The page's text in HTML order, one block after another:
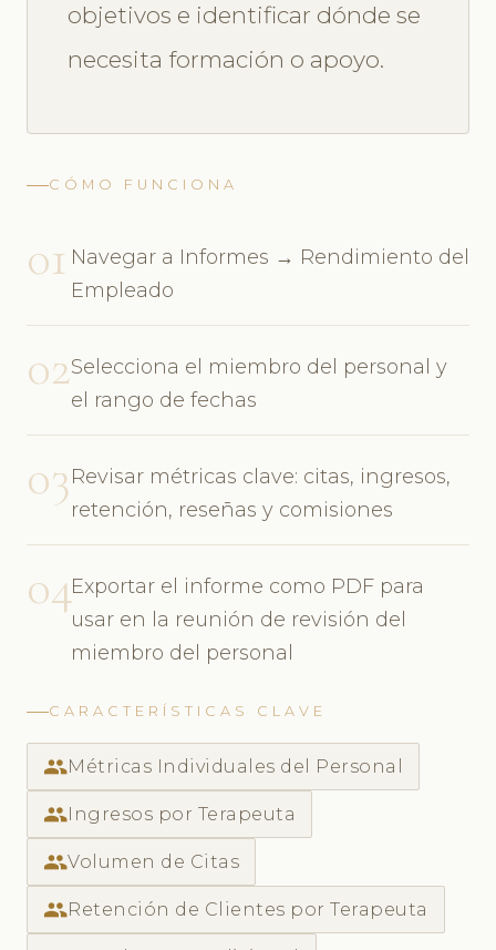
objetivos e identificar dónde se
necesita formación o apoyo.
CÓMO FUNCIONA
01 Navegar a Informes → Rendimiento del
Empleado
02Selecciona el miembro del personal y
el rango de fechas
03Revisar métricas clave: citas, ingresos,
retención, reseñas y comisiones
04Exportar el informe como PDF para
usar en la reunión de revisión del
miembro del personal
CARACTERÍSTICAS CLAVE
peopleMétricas Individuales del Personal
people Ingresos por Terapeuta
peopleVolumen de Citas
peopleRetención de Clientes por Terapeuta